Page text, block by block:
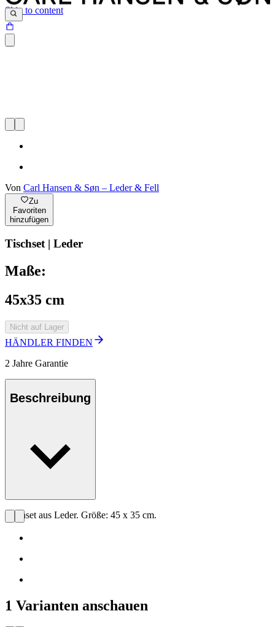
Skip to content
Von Carl Hansen & Søn – Leder & Fell
Zu
Favoriten
hinzufügen
Tischset | Leder
Maße:
45x35 cm
Nicht auf Lager
HÄNDLER FINDEN
2 Jahre Garantie
Beschreibung
Tischset aus Leder. Größe: 45 x 35 cm.
1 Varianten anschauen